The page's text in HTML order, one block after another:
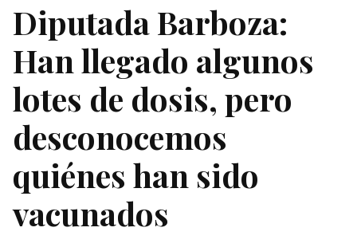
Diputada Barboza:
Han llegado algunos
lotes de dosis, pero
desconocemos
quiénes han sido
vacunados